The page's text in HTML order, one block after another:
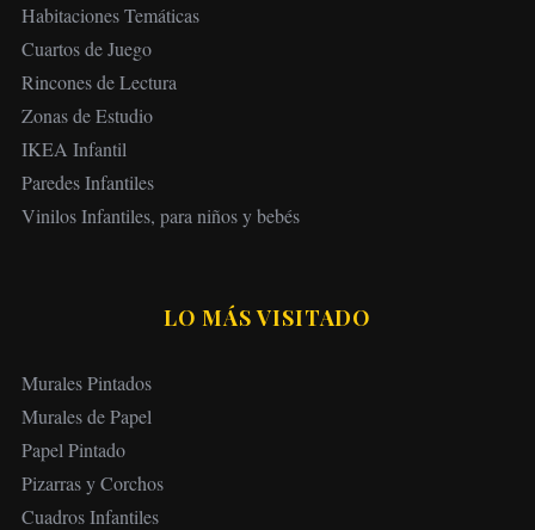
Habitaciones Temáticas
Cuartos de Juego
Rincones de Lectura
Zonas de Estudio
IKEA Infantil
Paredes Infantiles
Vinilos Infantiles, para niños y bebés
LO MÁS VISITADO
Murales Pintados
Murales de Papel
Papel Pintado
Pizarras y Corchos
Cuadros Infantiles